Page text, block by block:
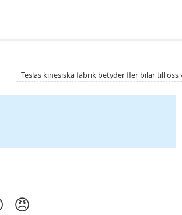
Teslas kinesiska fabrik betyder fler bilar till oss